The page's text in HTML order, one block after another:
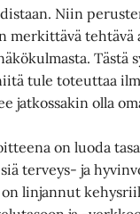
Niin
merkittävä
Tästä
tule toteuttaa
jatkossakin olla
on luoda
terveys- ja
linjannut